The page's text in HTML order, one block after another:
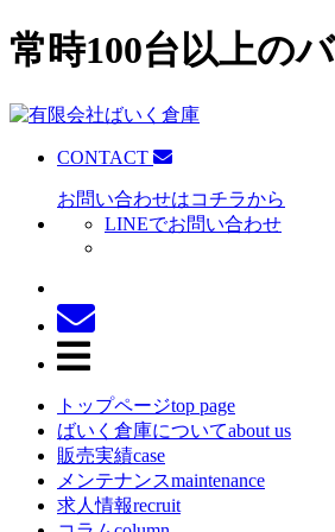
常時100台以上の
CONTACT
お問い合わせはコチラから
LINEでお問い合わせ
トップページtop page
ばいく倉庫についてabout us
販売実績case
メンテナンスmaintenance
求人情報recruit